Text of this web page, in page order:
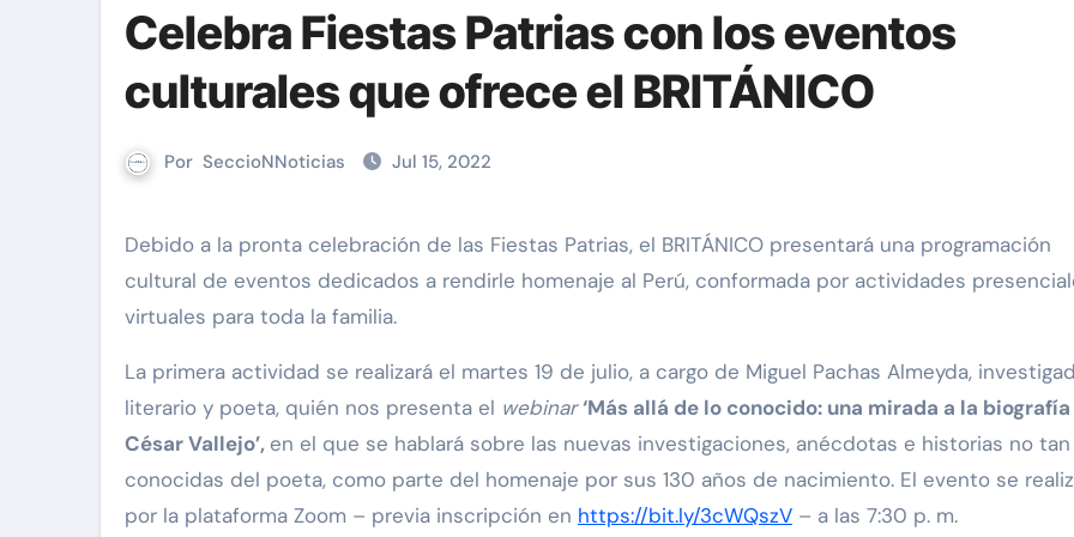
Celebra Fiestas Patrias con los eventos
culturales que ofrece el BRITÁNICO
Por SeccioNNoticias Jul 15, 2022
Debido a la pronta celebración de las Fiestas Patrias, el BRITÁNICO presentará una programación
cultural de eventos dedicados a rendirle homenaje al Perú, conformada por actividades
virtuales para toda la familia.
La primera actividad se realizará el martes 19 de julio, a cargo de Miguel Pachas Almeyda,
literario y poeta, quién nos presenta el webinar ‘Más allá de lo conocido: una mirada a la
César Vallejo’, en el que se hablará sobre las nuevas investigaciones, anécdotas e historias no tan
conocidas del poeta, como parte del homenaje por sus 130 años de nacimiento. El evento se
por la plataforma Zoom – previa inscripción en https://bit.ly/3cWQszV – a las 7:30 p. m.